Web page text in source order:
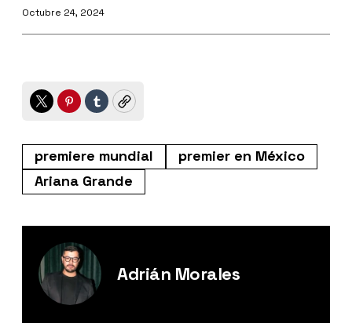
Octubre 24, 2024
TwitterPinterest
TumblrCopy
premiere mundial
premier en México
Ariana Grande
Adrián Morales